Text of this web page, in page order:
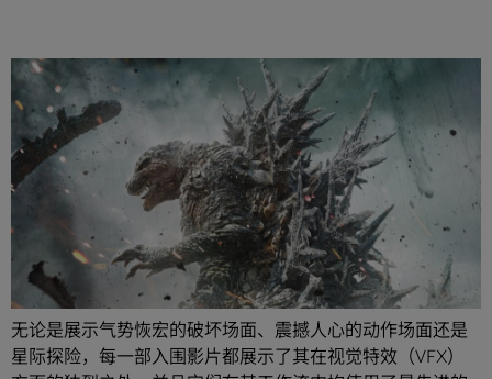
分享
第 96 届奥斯卡最佳视觉效果奖提名影片证明了技术的惊人进
步正在不断打破电影发展的桎梏。
无论是展示气势恢宏的破坏场面、震撼人心的动作场面还是
星际探险，每一部入围影片都展示了其在视觉特效（VFX）